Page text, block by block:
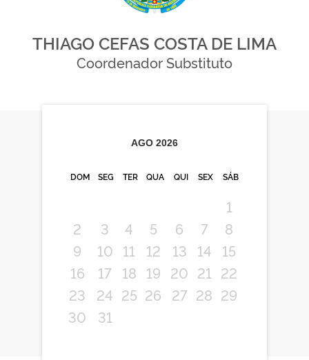
THIAGO CEFAS COSTA DE LIMA
Coordenador Substituto
AGO 2026
DOM SEG TER QUA QUI SEX SÁB
1
2
3 4 5 6 7
8
9
10 11 12 13 14
15
16
17 18 19 20 21
22
23
24 25 26 27 28 29
30
31